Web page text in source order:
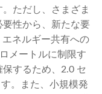
ただし、さまざま
性から、新たな要
エネルギー共有への
メートルに制限す
するため、2.0 セ
。また、小規模発